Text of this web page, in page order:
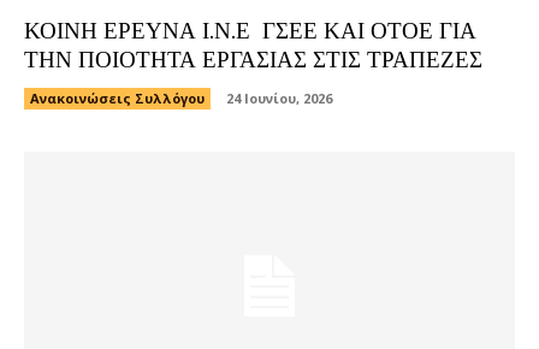
ΚΟΙΝΗ ΕΡΕΥΝΑ Ι.Ν.Ε ΓΣΕΕ ΚΑΙ ΟΤΟΕ ΓΙΑ
ΤΗΝ ΠΟΙΟΤΗΤΑ ΕΡΓΑΣΙΑΣ ΣΤΙΣ ΤΡΑΠΕΖΕΣ
Ανακοινώσεις Συλλόγου 24 Ιουνίου, 2026